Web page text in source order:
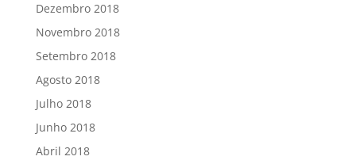
Dezembro 2018
Novembro 2018
Setembro 2018
Agosto 2018
Julho 2018
Junho 2018
Abril 2018